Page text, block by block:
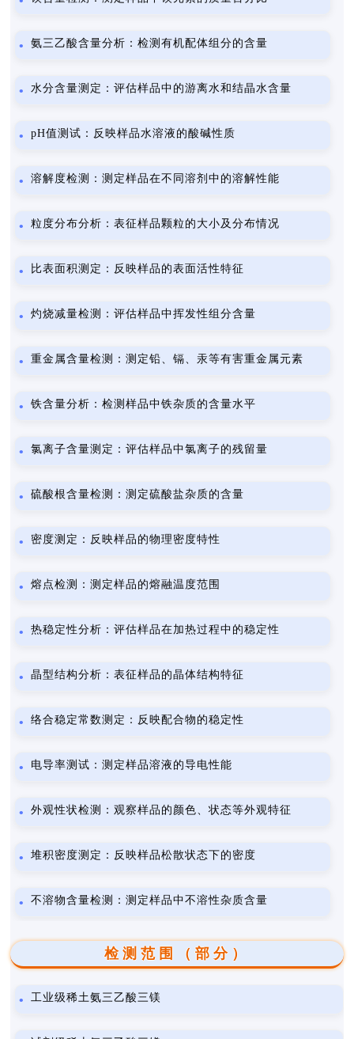
氨三乙酸含量分析：检测有机配体组分的含量
水分含量测定：评估样品中的游离水和结晶水含量
pH值测试：反映样品水溶液的酸碱性质
溶解度检测：测定样品在不同溶剂中的溶解性能
粒度分布分析：表征样品颗粒的大小及分布情况
比表面积测定：反映样品的表面活性特征
灼烧减量检测：评估样品中挥发性组分含量
重金属含量检测：测定铅、镉、汞等有害重金属元素
铁含量分析：检测样品中铁杂质的含量水平
氯离子含量测定：评估样品中氯离子的残留量
硫酸根含量检测：测定硫酸盐杂质的含量
密度测定：反映样品的物理密度特性
熔点检测：测定样品的熔融温度范围
热稳定性分析：评估样品在加热过程中的稳定性
晶型结构分析：表征样品的晶体结构特征
络合稳定常数测定：反映配合物的稳定性
电导率测试：测定样品溶液的导电性能
外观性状检测：观察样品的颜色、状态等外观特征
堆积密度测定：反映样品松散状态下的密度
不溶物含量检测：测定样品中不溶性杂质含量
检测范围（部分）
工业级稀土氨三乙酸三镁